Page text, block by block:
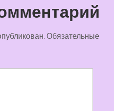
Обязательные